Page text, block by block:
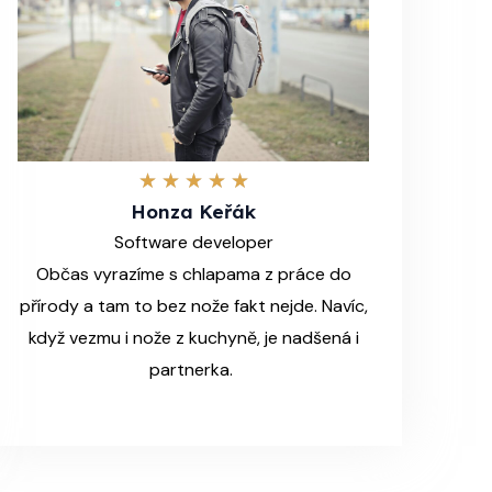
★ ★ ★ ★ ★5
/
5
Honza Keřák
Software developer
Občas vyrazíme s chlapama z práce do
přírody a tam to bez nože fakt nejde. Navíc,
když vezmu i nože z kuchyně, je nadšená i
partnerka.